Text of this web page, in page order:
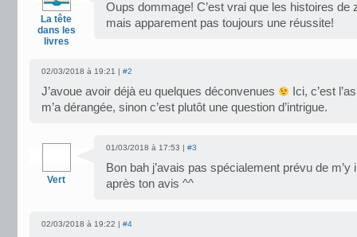
La tête
dans les
livres
Oups dommage! C’est vrai que les histoires de
mais apparement pas toujours une réussite!
02/03/2018 à 19:21 | #2
J’avoue avoir déjà eu quelques déconvenues
Ici, c’est
m’a dérangée, sinon c’est plutôt une question d’intrigue.
Vert
01/03/2018 à 17:53 | #3
Bon bah j’avais pas spécialement prévu de
après ton avis ^^
02/03/2018 à 19:22 | #4